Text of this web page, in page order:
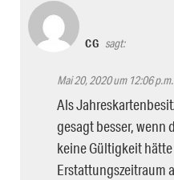
CG sagt:
Mai 20, 2020 um 12:06
Als
gesagt besser, wenn
keine Gültigkeit
Erstattungszeitraum